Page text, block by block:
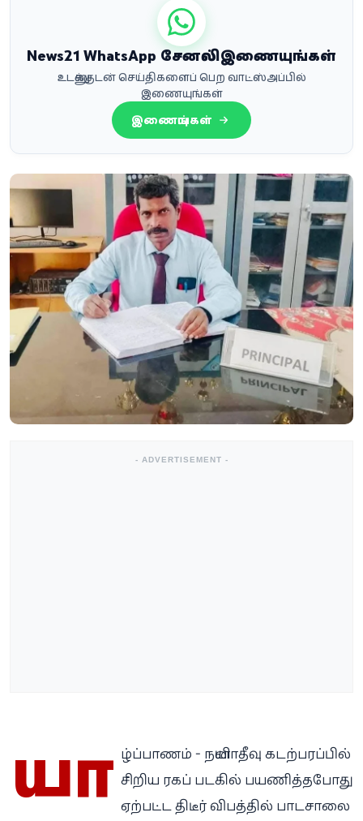
News21 WhatsApp சேனலில் இணையுங்கள்
உடனுக்குடன் செய்திகளைப் பெற வாட்ஸ்அப்பில்
இணையுங்கள்
இணையுங்கள்
- ADVERTISEMENT -
யா ழ்ப்பாணம் - நயினாதீவு கடற்பரப்பில்
சிறிய ரகப் படகில் பயணித்தபோது
ஏற்பட்ட திடீர் விபத்தில் பாடசாலை